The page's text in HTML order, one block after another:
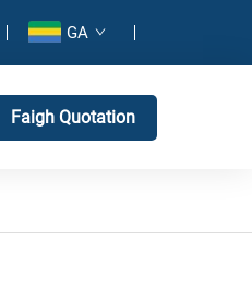
GA
Faigh Quotation